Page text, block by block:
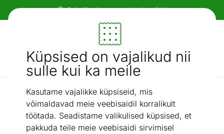
Küpsised on vajalikud nii
sulle kui ka meile
Kasutame vajalikke küpsiseid, mis
võimaldavad meie veebisaidil korralikult
töötada. Seadistame valikulised küpsised, et
pakkuda teile meie veebisaidi sirvimisel
Paindlikud ja mugavad makseviisid!
Mööbel ja sisustus - ON24
Otsi...
AI otsing
Komplektid / Diivanilauad Marmor, valge 2 tk